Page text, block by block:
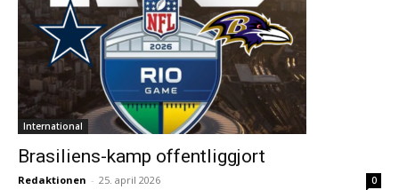
International
Brasiliens-kamp offentliggjort
Redaktionen - 25. april 2026 0